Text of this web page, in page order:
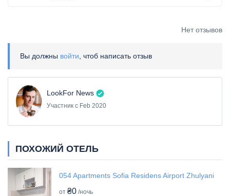
Нет отзывов
Вы должны войти , чтоб написать отзыв
LookFor News
Участник с Feb 2020
ПОХОЖИЙ ОТЕЛЬ
054 Apartments Sofia Residens Airport Zhulyani
от ₴0 /ночь